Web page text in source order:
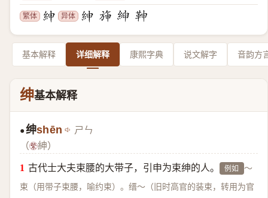
繁体 异体
基本解释 详细解释 康熙字典 说文解字 音韵方
绅基本解释
●绅shēn ㄕㄣ
（
紳）
古代士大夫束腰的大带子，引申为束绅的人。
例如 ～
束（用带子束腰，喻约束）。缙～（旧时高官的装束，转用为官